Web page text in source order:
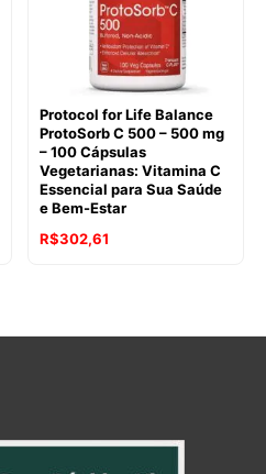
Protocol for Life Balance
ProtoSorb C 500 – 500 mg
– 100 Cápsulas
Vegetarianas: Vitamina C
Essencial para Sua Saúde
e Bem-Estar
R$302,61